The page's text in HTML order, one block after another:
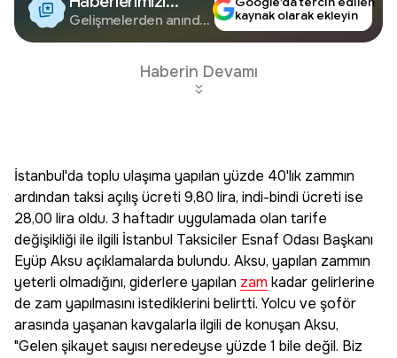
Google'da Takip
Edin
Gelişmelerden anında
kaynak olarak ekleyin
Haberin Devamı
İstanbul'da toplu ulaşıma yapılan yüzde 40'lık zammın
ardından taksi açılış ücreti 9,80 lira, indi-bindi ücreti ise
28,00 lira oldu. 3 haftadır uygulamada olan tarife
değişikliği ile ilgili İstanbul Taksiciler Esnaf Odası Başkanı
Eyüp Aksu açıklamalarda bulundu. Aksu, yapılan zammın
yeterli olmadığını, giderlere yapılan zam kadar gelirlerine
de zam yapılmasını istediklerini belirtti. Yolcu ve şoför
arasında yaşanan kavgalarla ilgili de konuşan Aksu,
"Gelen şikayet sayısı neredeyse yüzde 1 bile değil. Biz